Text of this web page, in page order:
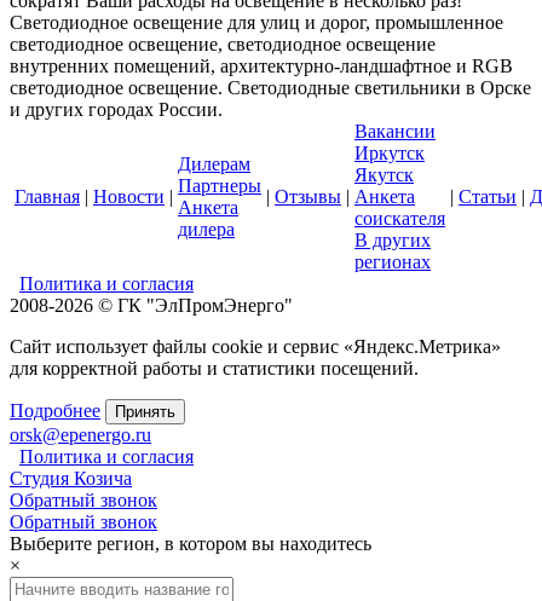
Светодиодное освещение для улиц и дорог, промышленное
светодиодное освещение, светодиодное освещение
внутренних помещений, архитектурно-ландшафтное и RGB
светодиодное освещение. Светодиодные светильники в Орске
и других городах России.
Главная | Новости |
Дилерам
Партнеры
Анкета
дилера
| Отзывы |
Вакансии
Иркутск
Якутск
Анкета
соискателя
В других
регионах
| Статьи |
Политика и согласия
2008-2026 © ГК "ЭлПромЭнерго"
Сайт использует файлы cookie и сервис «Яндекс.Метрика»
для корректной работы и статистики посещений.
Подробнее Принять
orsk@epenergo.ru
Политика и согласия
Студия Козича
Обратный звонок
Обратный звонок
Выберите регион, в котором вы находитесь
×